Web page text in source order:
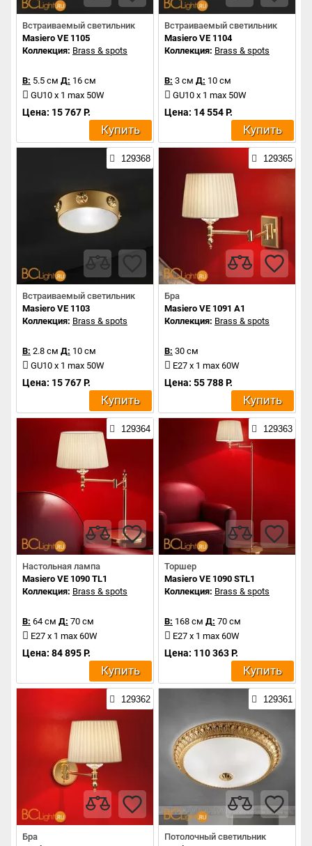
Встраиваемый светильник
Masiero VE 1105
Коллекция: Brass & spots
В: 5.5 см Д: 16 см
GU10 x 1 max 50W
Цена: 15 767 Р.
Купить
Встраиваемый светильник
Masiero VE 1104
Коллекция: Brass & spots
В: 3 см Д: 10 см
GU10 x 1 max 50W
Цена: 14 554 Р.
Купить
129368
Встраиваемый светильник
Masiero VE 1103
Коллекция: Brass & spots
В: 2.8 см Д: 10 см
GU10 x 1 max 50W
Цена: 15 767 Р.
Купить
129365
Бра
Masiero VE 1091 A1
Коллекция: Brass & spots
В: 30 см
E27 x 1 max 60W
Цена: 55 788 Р.
Купить
129364
Настольная лампа
Masiero VE 1090 TL1
Коллекция: Brass & spots
В: 64 см Д: 70 см
E27 x 1 max 60W
Цена: 84 895 Р.
Купить
129363
Торшер
Masiero VE 1090 STL1
Коллекция: Brass & spots
В: 168 см Д: 70 см
E27 x 1 max 60W
Цена: 110 363 Р.
Купить
129362
Бра
129361
Потолочный светильник